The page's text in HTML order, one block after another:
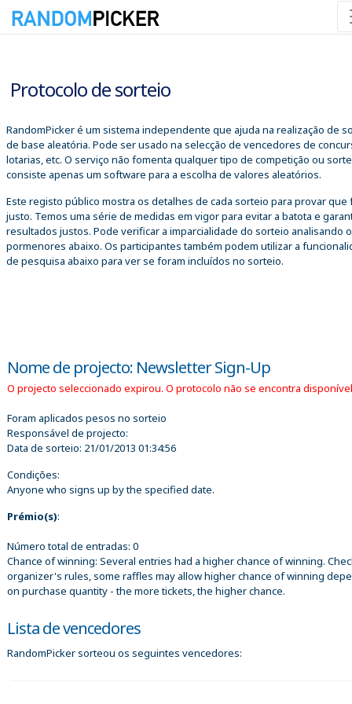
Protocolo de sorteio
RandomPicker é um sistema independente que ajuda na realização de
de base aleatória. Pode ser usado na selecção de vencedores de
lotarias, etc. O serviço não fomenta qualquer tipo de competição ou
consiste apenas um software para a escolha de valores aleatórios.
Este registo público mostra os detalhes de cada sorteio para provar que
justo. Temos uma série de medidas em vigor para evitar a batota e
resultados justos. Pode verificar a imparcialidade do sorteio analisando
pormenores abaixo. Os participantes também podem utilizar a
de pesquisa abaixo para ver se foram incluídos no sorteio.
Nome de projecto: Newsletter Sign-Up
O projecto seleccionado expirou. O protocolo não se encontra
Foram aplicados pesos no sorteio
Responsável de projecto:
Data de sorteio: 21/01/2013 01:34:56
Condições:
Anyone who signs up by the specified date.
Prémio(s):
Número total de entradas: 0
Chance of winning: Several entries had a higher chance of winning.
organizer's rules, some raffles may allow higher chance of winning
on purchase quantity - the more tickets, the higher chance.
Lista de vencedores
RandomPicker sorteou os seguintes vencedores: